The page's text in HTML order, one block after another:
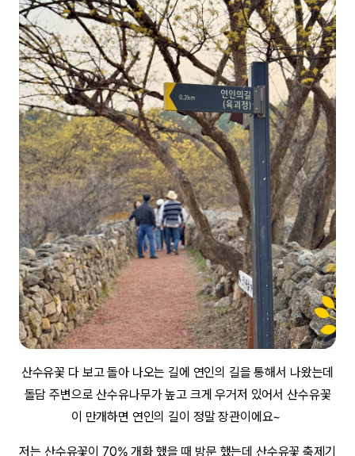
산수유꽃 다 보고 돌아 나오는 길에 연인의 길을 통해서 나왔는데
돌담 주변으로 산수유나무가 높고 크게 우거저 있어서 산수유꽃
이 만개하면 연인의 길이 정말 장관이에요~
저는 산수유꽃이 70% 개화 했을 때 방문 했는데 산수유꽃 축제기